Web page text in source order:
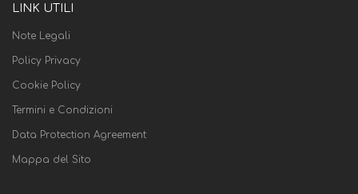
LINK UTILI
Note Legali
Policy Privacy
Cookie Policy
Termini e Condizioni
Data Protection Agreement
Mappa del Sito